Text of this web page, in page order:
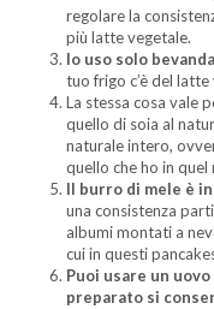
regolare la
più latte vegetale.
Io uso solo
tuo frigo c’è del latte
La stessa cosa vale
quello di soia al
naturale intero,
quello che ho in quel
Il burro di mele è
una consistenza
albumi montati a
cui in questi
Puoi usare un uovo
preparato si